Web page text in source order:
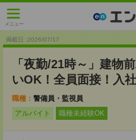
メニュー
掲載日 :2026/07/17
「夜勤/21時～」建物
いOK！全員面接！入
職種： 警備員・監視員
アルバイト
職種未経験OK